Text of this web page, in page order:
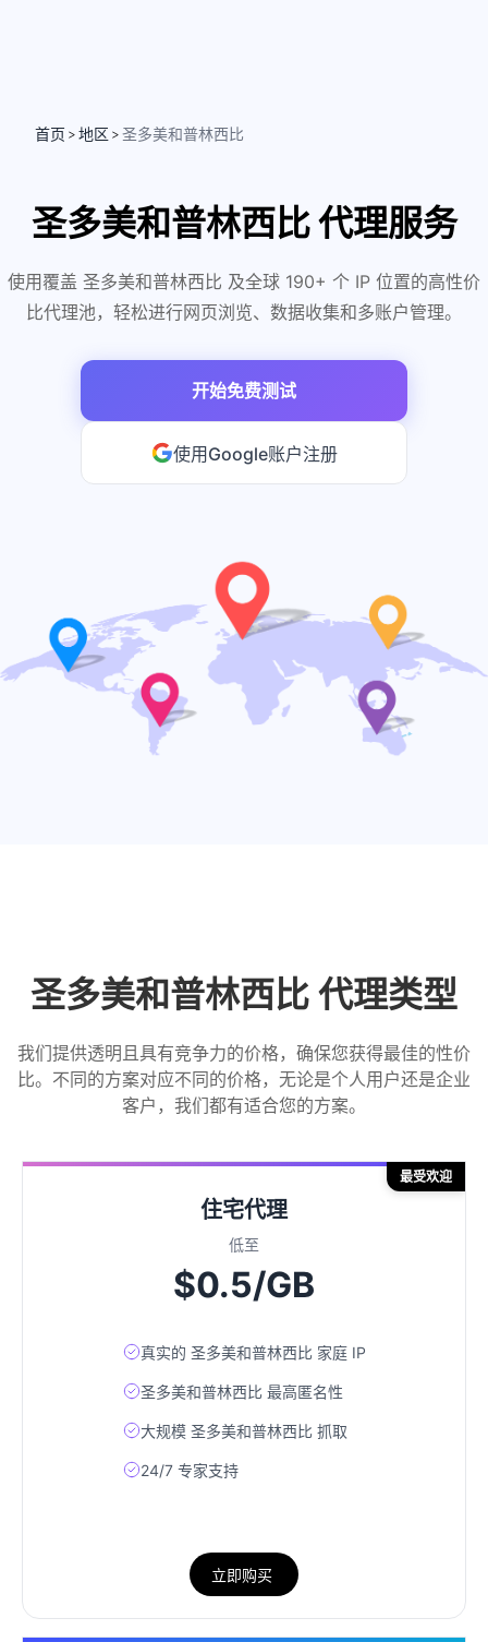
首页 > 地区 > 圣多美和普林西比
圣多美和普林西比 代理服务
使用覆盖 圣多美和普林西比 及全球 190+ 个 IP 位置的高性价
比代理池，轻松进行网页浏览、数据收集和多账户管理。
开始免费测试
使用Google账户注册
圣多美和普林西比 代理类型
我们提供透明且具有竞争力的价格，确保您获得最佳的性价
比。不同的方案对应不同的价格，无论是个人用户还是企业
客户，我们都有适合您的方案。
住宅代理
低至
$0.5/GB
真实的 圣多美和普林西比 家庭 IP
圣多美和普林西比 最高匿名性
大规模 圣多美和普林西比 抓取
24/7 专家支持
最受欢迎
立即购买